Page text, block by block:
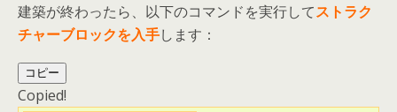
建築が終わったら、以下のコマンドを実行してストラク
チャーブロックを入手します：
コピー
Copied!